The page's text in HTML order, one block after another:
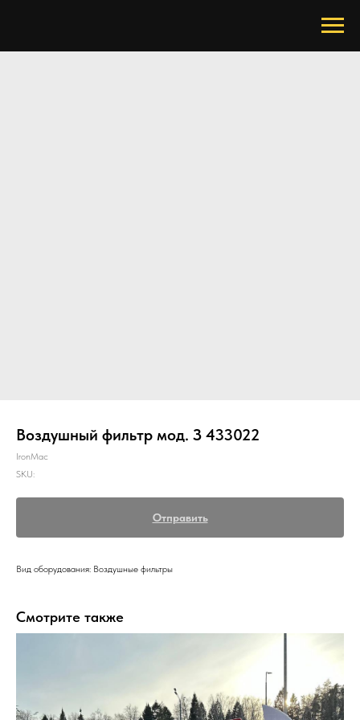
Воздушный фильтр мод. З 433022
IronMac
SKU:
Отправить
Вид оборудования: Воздушные фильтры
Смотрите также